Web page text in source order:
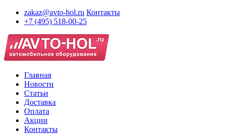
zakaz@avto-hol.ru Контакты
+7 (495) 518-00-25
Главная
Новости
Статьи
Доставка
Оплата
Акции
Контакты